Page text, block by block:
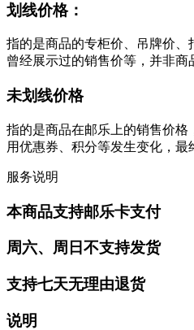
划线价格：
指的是商品的专柜价、吊牌价
曾经展示过的销售价等，并非商
未划线价格
指的是商品在邮乐上的销售价
用优惠券、积分等发生变化，最
服务说明
本商品支持邮乐卡支付
周六、周日不支持发货
支持七天无理由退货
说明